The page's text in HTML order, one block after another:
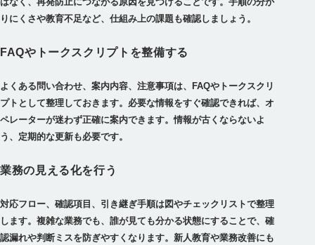
りにくさや教育不足など、仕組み上の課題も確認しましょう。
FAQやトークスクリプトを整備する
よくある問い合わせ、案内内容、注意事項は、FAQやトークスクリ
プトとして整理しておきます。必要な情報をすぐ確認できれば、オ
ペレーターが迷わず正確に案内できます。情報が古くならないよ
う、定期的な更新も必要です。
業務の見える化を行う
対応フロー、確認項目、引き継ぎ手順は図やチェックリストで整理
します。複雑な業務でも、誰が見ても分かる状態にすることで、確
認漏れや判断ミスを防ぎやすくなります。新人教育や業務改善にも